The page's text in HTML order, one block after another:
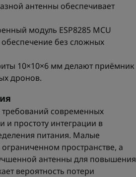
антенны обеспечивает
модуль ESP8285 MCU
без сложных
10×10×6 мм делают приёмник
дронов.
требований современных
и простоту интеграции в
питания. Малые
пространстве, а
антенны для повышения
вероятность потери